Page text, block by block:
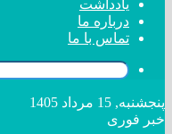
یادداشت
درباره ما
تماس با ما
پنجشنبه, 15 مرداد 1405
خبر فوری